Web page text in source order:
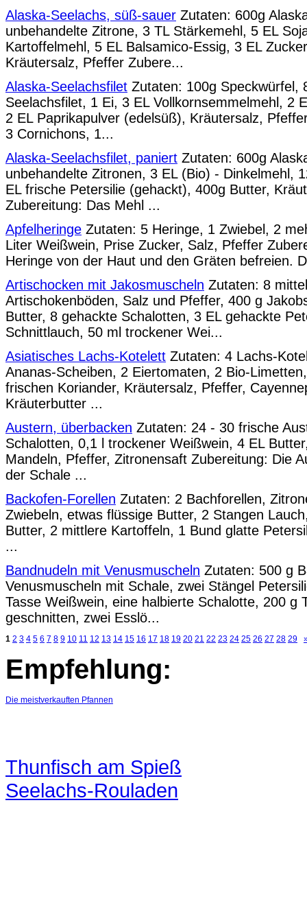
Alaska-Seelachs, süß-sauer Zutaten: 600g
unbehandelte Zitrone, 3 TL Stärkemehl, 5 EL
Kartoffelmehl, 5 EL Balsamico-Essig, 3 EL
Kräutersalz, Pfeffer Zubere...
Alaska-Seelachsfilet Zutaten: 100g Speckwürfel,
Seelachsfilet, 1 Ei, 3 EL Vollkornsemmelmehl, 2
2 EL Paprikapulver (edelsüß), Kräutersalz,
3 Cornichons, 1...
Alaska-Seelachsfilet, paniert Zutaten: 600g
unbehandelte Zitronen, 3 EL (Bio) - Dinkelmehl,
EL frische Petersilie (gehackt), 400g Butter,
Zubereitung: Das Mehl ...
Apfelheringe Zutaten: 5 Heringe, 1 Zwiebel, 2
Liter Weißwein, Prise Zucker, Salz, Pfeffer
Heringe von der Haut und den Gräten befreien.
Artischocken mit Jakosmuscheln Zutaten: 8
Artischokenböden, Salz und Pfeffer, 400 g
Butter, 8 gehackte Schalotten, 3 EL gehackte
Schnittlauch, 50 ml trockener Wei...
Asiatisches Lachs-Kotelett Zutaten: 4 Lachs-
Ananas-Scheiben, 2 Eiertomaten, 2 Bio-
frischen Koriander, Kräutersalz, Pfeffer,
Kräuterbutter ...
Austern, überbacken Zutaten: 24 - 30 frische
Schalotten, 0,1 l trockener Weißwein, 4 EL
Mandeln, Pfeffer, Zitronensaft Zubereitung: Die
der Schale ...
Backofen-Forellen Zutaten: 2 Bachforellen,
Zwiebeln, etwas flüssige Butter, 2 Stangen
Butter, 2 mittlere Kartoffeln, 1 Bund glatte
...
Bandnudeln mit Venusmuscheln Zutaten: 500 g
Venusmuscheln mit Schale, zwei Stängel
Tasse Weißwein, eine halbierte Schalotte, 200 g
geschnitten, zwei Esslö...
1 2 3 4 5 6 7 8 9 10 11 12 13 14 15 16 17 18 19 20 21 22 23 24 25 26 27 28 29
Empfehlung:
Die meistverkauften Pfannen
Thunfisch am Spieß
Seelachs-Rouladen